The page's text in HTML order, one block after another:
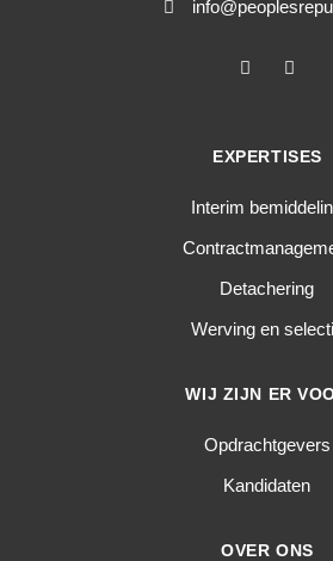
EXPERTISES
Interim
Detachering
Werving en
WIJ ZIJN ER
Opdrachtgevers
Kandidaten
OVER ONS